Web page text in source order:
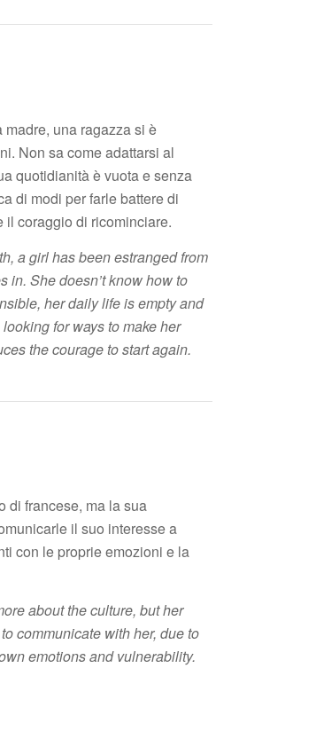
una ragazza si è
Non sa come adattarsi al
quotidianità è vuota e senza
di modi per farle battere di
il coraggio di ricominciare.
a girl has been estranged from
in. She doesn’t know how to
her daily life is empty and
for ways to make her
the courage to start again.
di francese, ma la sua
il suo interesse a
con le proprie emozioni e la
about the culture, but her
communicate with her, due to
emotions and vulnerability.